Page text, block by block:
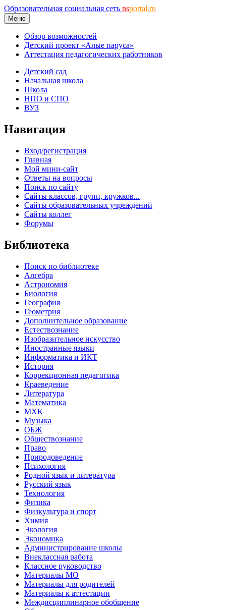
Образовательная социальная сеть nsportal.ru
Меню
Обзор возможностей
Детский проект «Алые паруса»
Аттестация педагогических работников
Детский сад
Начальная школа
Школа
НПО и СПО
ВУЗ
Навигация
Вход/регистрация
Главная
Мой мини-сайт
Ответы на вопросы
Поиск по сайту
Сайты классов, групп, кружков...
Сайты образовательных учреждений
Сайты коллег
Форумы
Библиотека
Поиск по библиотеке
Алгебра
Астрономия
Биология
География
Геометрия
Дополнительное образование
Естествознание
Изобразительное искусство
Иностранные языки
Информатика и ИКТ
История
Коррекционная педагогика
Краеведение
Литература
Математика
МХК
Музыка
ОБЖ
Обществознание
Право
Природоведение
Психология
Родной язык и литература
Русский язык
Технология
Физика
Физкультура и спорт
Химия
Экология
Экономика
Администрирование школы
Внеклассная работа
Классное руководство
Материалы МО
Материалы для родителей
Материалы к аттестации
Междисциплинарное обобщение